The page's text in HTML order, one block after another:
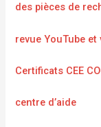
des pièces de
revue YouTube
Certificats CEE
centre d’aide